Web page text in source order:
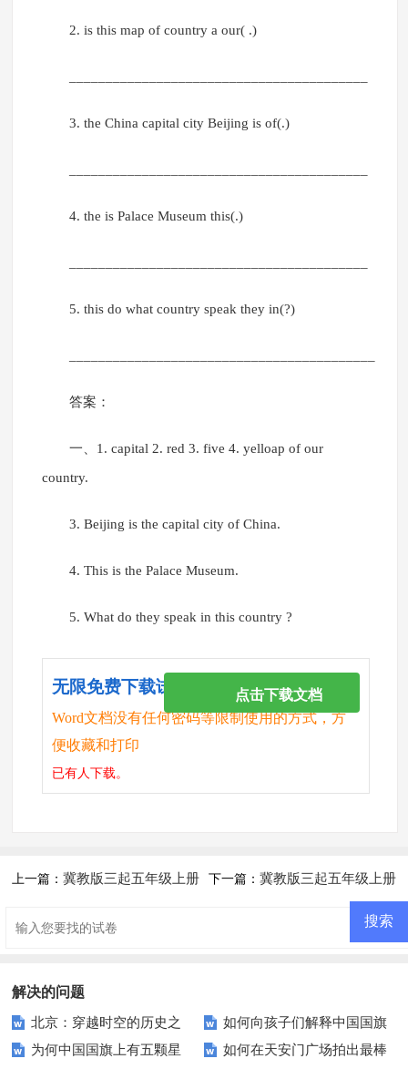
2. is this map of country a our( .)
3. the China capital city Beijing is of(.)
4. the is Palace Museum this(.)
5. this do what country speak they in(?)
答案：
一、1. capital 2. red 3. five 4. yelloap of our
country.
3. Beijing is the capital city of China.
4. This is the Palace Museum.
5. What do they speak in this country ?
无限免费下载试卷
Word文档没有任何密码等限制使用的方式，方
便收藏和打印
已有人下载。
点击下载文档
上一篇：冀教版三起五年级上册 下一篇： 冀教版三起五年级上册
解决的问题
北京：穿越时空的历史之
旅，你会错过吗？
如何向孩子们解释中国国旗
的颜色含义？
为何中国国旗上有五颗星
如何在天安门广场拍出最棒